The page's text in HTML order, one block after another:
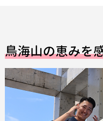
鳥海山の恵みを